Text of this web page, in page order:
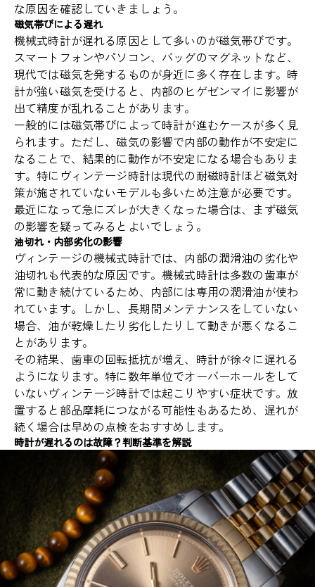
な原因を確認していきましょう。
磁気帯びによる遅れ
機械式時計が遅れる原因として多いのが磁気帯びです。
スマートフォンやパソコン、バッグのマグネットなど、
現代では磁気を発するものが身近に多く存在します。時
計が強い磁気を受けると、内部のヒゲゼンマイに影響が
出て精度が乱れることがあります。
一般的には磁気帯びによって時計が進むケースが多く見
られます。ただし、磁気の影響で内部の動作が不安定に
なることで、結果的に動作が不安定になる場合もありま
す。特にヴィンテージ時計は現代の耐磁時計ほど磁気対
策が施されていないモデルも多いため注意が必要です。
最近になって急にズレが大きくなった場合は、まず磁気
の影響を疑ってみるとよいでしょう。
油切れ・内部劣化の影響
ヴィンテージの機械式時計では、内部の潤滑油の劣化や
油切れも代表的な原因です。機械式時計は多数の歯車が
常に動き続けているため、内部には専用の潤滑油が使わ
れています。しかし、長期間メンテナンスをしていない
場合、油が乾燥したり劣化したりして動きが悪くなるこ
とがあります。
その結果、歯車の回転抵抗が増え、時計が徐々に遅れる
ようになります。特に数年単位でオーバーホールをして
いないヴィンテージ時計では起こりやすい症状です。放
置すると部品摩耗につながる可能性もあるため、遅れが
続く場合は早めの点検をおすすめします。
時計が遅れるのは故障？判断基準を解説